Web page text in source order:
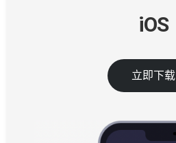
iOS
立即下载